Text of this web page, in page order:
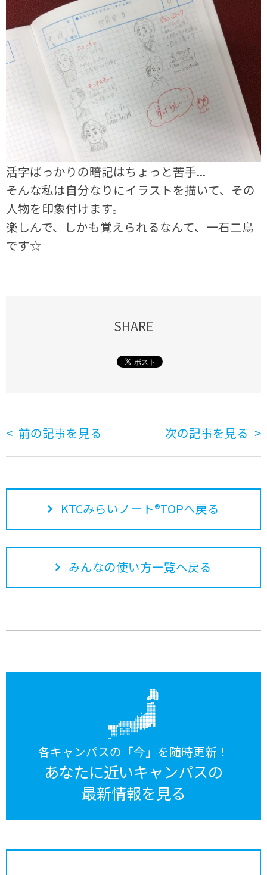
活字ばっかりの暗記はちょっと苦手...
そんな私は自分なりにイラストを描いて、その
人物を印象付けます。
楽しんで、しかも覚えられるなんて、一石二鳥
です☆
SHARE
前の記事を見る 次の記事を見る
KTCみらいノート®TOPへ戻る
みんなの使い方一覧へ戻る
各キャンパスの「今」を随時更新！
あなたに近いキャンパスの
最新情報を見る